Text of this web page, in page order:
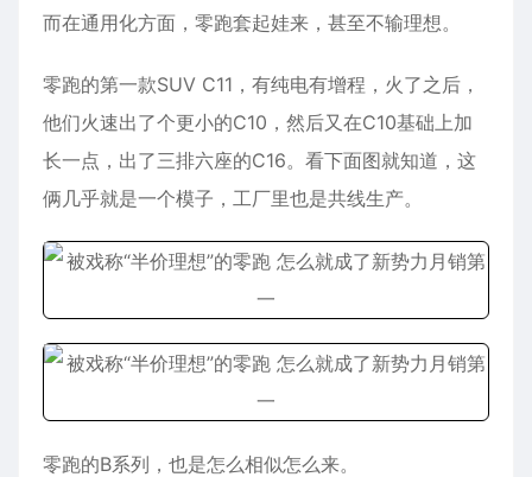
而在通用化方面，零跑套起娃来，甚至不输理想。
零跑的第一款SUV C11，有纯电有增程，火了之后，
他们火速出了个更小的C10，然后又在C10基础上加
长一点，出了三排六座的C16。看下面图就知道，这
俩几乎就是一个模子，工厂里也是共线生产。
零跑的B系列，也是怎么相似怎么来。